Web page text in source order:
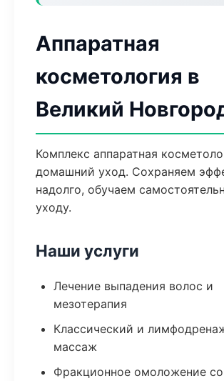
Аппаратная
косметология в
Великий
Комплекс аппаратная
домашний уход. Сохраняем
надолго, обучаем
уходу.
Наши услуги
Лечение выпадения волос и
мезотерапия
Классический и
массаж
Фракционное омоложение